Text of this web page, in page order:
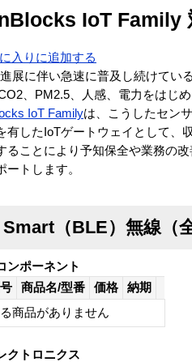
IoT Family
入りに追加する
進展に伴い急速に普及し続けてい
、PM2.5、人感、電力をはじ
IoT Familyは、こうしたセン
有したIoTゲートウェイとして、
ることにより予知保全や業務の
ートします。
（BLE）無線（
ンポーネント
商品名/型番 価格
納期
商品がありません
クトロニクス